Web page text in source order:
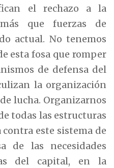
el rechazo a la
que fuerzas de
actual. No tenemos
esta fosa que romper
de defensa del
la organización
lucha. Organizarnos
todas las estructuras
este sistema de
de las necesidades
del capital, en la